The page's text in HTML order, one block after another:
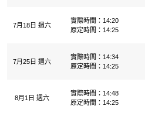
7月18日 週六
實際時間：14:20
原定時間：14:25
7月25日 週六
實際時間：14:34
原定時間：14:25
8月1日 週六
實際時間：14:48
原定時間：14:25